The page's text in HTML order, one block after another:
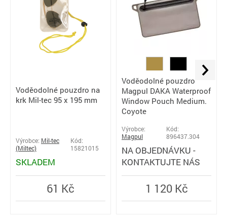
Voděodolné pouzdro na
krk Mil-tec 95 x 195 mm
Výrobce: Mil-tec
(Miltec)
Kód:
15821015
SKLADEM
61 Kč
Voděodolné pouzdro
Magpul DAKA Waterproof
Window Pouch Medium.
Coyote
Výrobce:
Magpul
Kód:
896437.304
NA OBJEDNÁVKU -
KONTAKTUJTE NÁS
1 120 Kč